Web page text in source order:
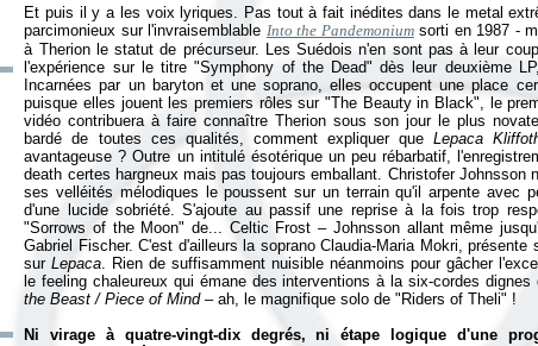
Et puis il y a les voix lyriques. Pas tout à fait inédites dans le metal
parcimonieux sur l'invraisemblable Into the Pandemoniumsorti en 1987 -
à Therion le statut de précurseur. Les Suédois n'en sont pas à leur
l'expérience sur le titre "Symphony of the Dead" dès leur deuxième
Incarnées par un baryton et une soprano, elles occupent une place
puisque elles jouent les premiers rôles sur "The Beauty in Black", le
vidéo contribuera à faire connaître Therion sous son jour le plus
bardé de toutes ces qualités, comment expliquer queLepaca
avantageuse ? Outre un intitulé ésotérique un peu rébarbatif,
death certes hargneux mais pas toujours emballant. Christofer Johnsson
ses velléités mélodiques le poussent sur un terrain qu'il arpente avec
d'une lucide sobriété. S'ajoute au passif une reprise à la fois trop
"Sorrows of the Moon" de... Celtic Frost – Johnsson allant même
Gabriel Fischer. C'est d'ailleurs la soprano Claudia-Maria Mokri, présente
surLepaca. Rien de suffisamment nuisible néanmoins pour gâcher
le feeling chaleureux qui émane des interventions à la six-cordes
the Beast / Piece of Mind– ah, le magnifique solo de "Riders of Theli" !
Ni virage à quatre-vingt-dix degrés, ni étape logique d'une